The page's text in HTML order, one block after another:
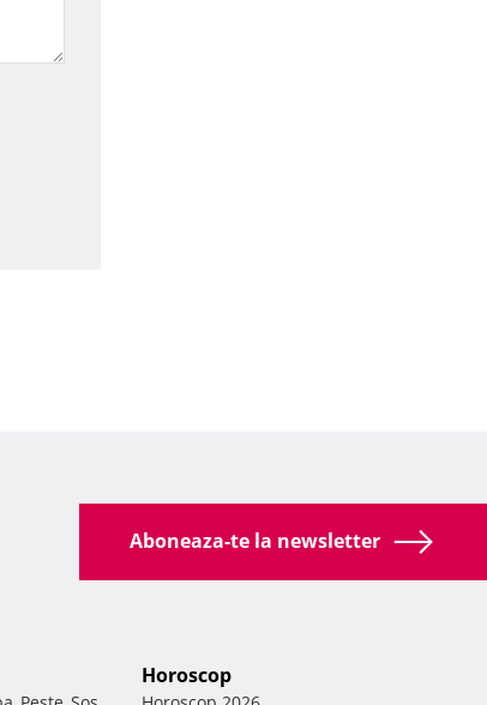
Aboneaza-te la newsletter
Horoscop